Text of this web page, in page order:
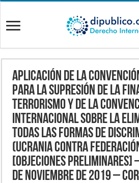
APLICACIÓN DE LA
PARA LA SUPRESIÓN DE LA
TERRORISMO Y DE LA
INTERNACIONAL SOBRE LA
TODAS LAS FORMAS DE
(UCRANIA contra
[OBJECIONES
de noviembre de 2019 –